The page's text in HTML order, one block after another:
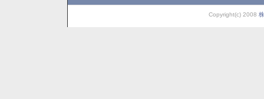
Copyright(c) 2008